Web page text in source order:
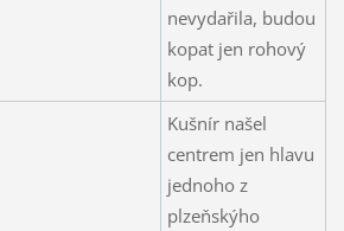
nevydařila, budou
kopat jen rohový
kop.
Kušnír našel
centrem jen hlavu
jednoho z
plzeňskýho